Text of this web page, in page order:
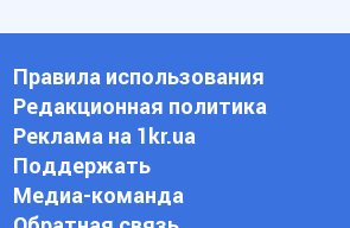
Правила использования
Редакционная политика
Реклама на 1kr.ua
Поддержать
Медиа-команда